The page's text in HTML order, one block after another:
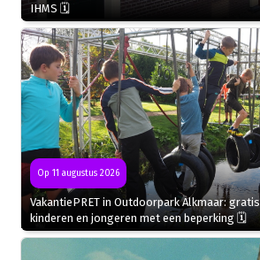
IHMS 🗓
Op 11 augustus 2026
VakantiePRET in Outdoorpark Alkmaar:
kinderen en jongeren met een beperking 🗓